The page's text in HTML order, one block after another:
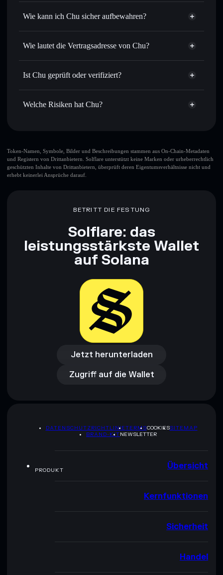
Routing zum bestmöglichen Kurs
Limit-Orders setzen– automatisiere Trades zu deinem
per Durchschnittskosteneffekt in CHU einsteigen
Privat senden– übertrage CHU, ohne Wallets öffentlich zu
Aggregators
In Echtzeit verfolgen– überwache Kurs, Volumen,
Marktkapitalisierung und Liquidität von CHU
Privacy
Wie kann ich Chu sicher aufbewahren?
Chu
nicht
Wie lautet die Vertragsadresse von Chu?
Chu
Ist Chu geprüft oder verifiziert?
Chu derzeit nicht verifiziert
Welche Risiken hat Chu?
Chu
begrenzte
Liquidität
Finanzberatung dar. Recherchiere stets eigenständig. Daten
Token-Namen, Symbole, Bilder und Beschreibungen stammen aus On-Chain-Metadaten
und Registern von Drittanbietern. Solflare unterstützt keine Marken oder urheberrechtlich
geschützten Inhalte von Drittanbietern, überprüft deren Eigentumsverhältnisse nicht und
erhebt keinerlei Ansprüche darauf.
BETRITT DIE FESTUNG
Solflare: das
leistungsstärkste Wallet
auf Solana
Jetzt herunterladen
Jetzt herunterladen
Zugriff auf die Wallet
Zugriff auf die Wallet
DATENSCHUTZRICHTLINIETERMSCOOKIESSITEMAP
BRAND-KITNEWSLETTER
PRODUKT Übersicht
Kernfunktionen
Sicherheit
Handel